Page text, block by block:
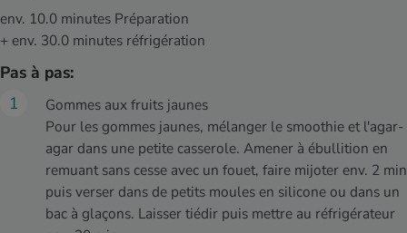
env. 10.0 minutes Préparation
+ env. 30.0 minutes réfrigération
Pas à pas:
Gommes aux fruits jaunes
Pour les gommes jaunes, mélanger le smoothie et l'agar-
agar dans une petite casserole. Amener à ébullition en
remuant sans cesse avec un fouet, faire mijoter env. 2 min
puis verser dans de petits moules en silicone ou dans un
bac à glaçons. Laisser tiédir puis mettre au réfrigérateur